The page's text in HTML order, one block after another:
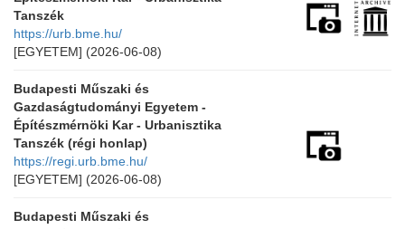
Tanszék
https://urb.bme.hu/
[EGYETEM] (2026-06-08)
Budapesti Műszaki és
Gazdaságtudományi Egyetem -
Építészmérnöki Kar - Urbanisztika
Tanszék (régi honlap)
https://regi.urb.bme.hu/
[EGYETEM] (2026-06-08)
Budapesti Műszaki és